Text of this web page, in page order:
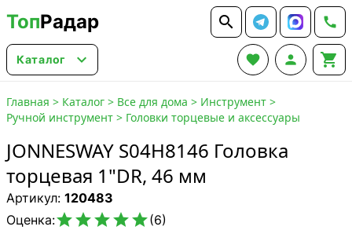
ТопРадар  
Каталог    
Главная > Каталог > Все для дома > Инструмент >
Ручной инструмент > Головки торцевые и аксессуары
JONNESWAY S04H8146 Головка
торцевая 1"DR, 46 мм
Артикул: 120483
Оценка:(6)